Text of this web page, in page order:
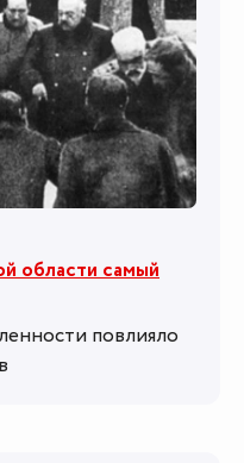
области самый
повлияло